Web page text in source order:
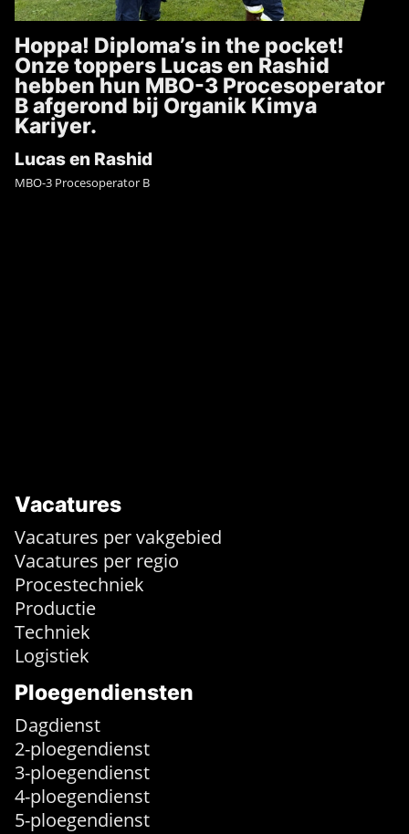
Hoppa! Diploma’s in the pocket!
Onze toppers Lucas en Rashid
hebben hun MBO-3 Procesoperator
B afgerond bij Organik Kimya
Kariyer.
Lucas en Rashid
MBO-3 Procesoperator B
Vacatures
Vacatures per vakgebied
Vacatures per regio
Procestechniek
Productie
Techniek
Logistiek
Ploegendiensten
Dagdienst
2-ploegendienst
3-ploegendienst
4-ploegendienst
5-ploegendienst